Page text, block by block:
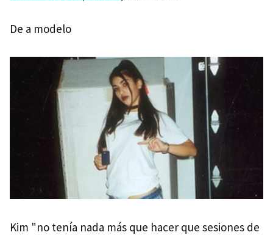
De a modelo
Kim "no tenía nada más que hacer que sesiones de